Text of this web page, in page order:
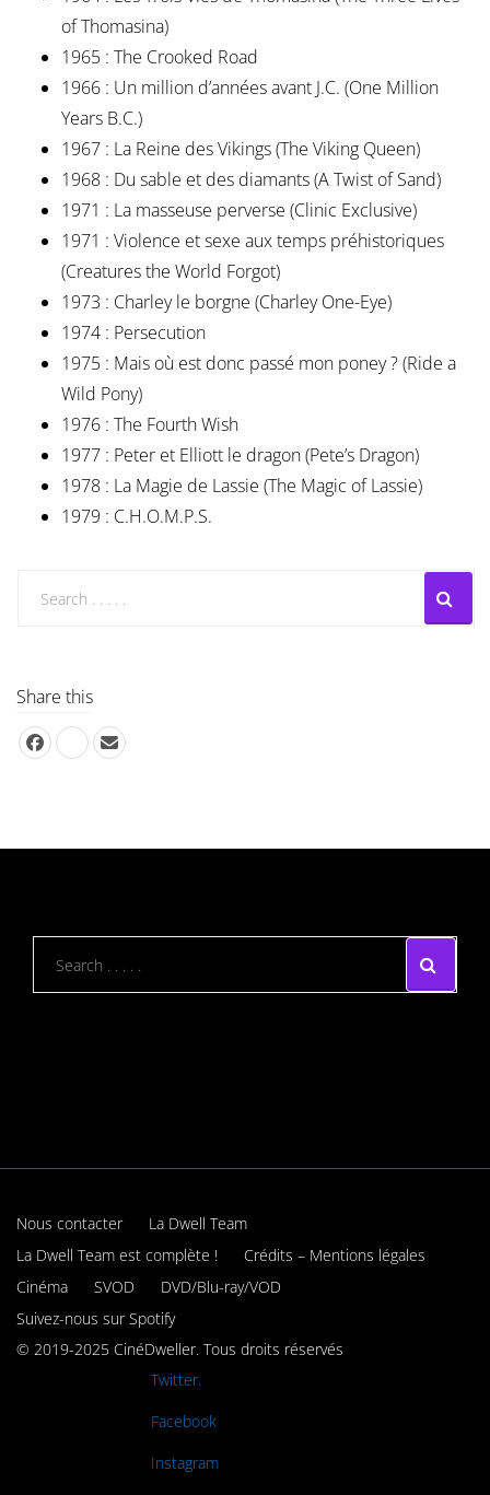
of Thomasina)
1965 : The Crooked Road
1966 : Un million d’années avant J.C. (One Million
Years B.C.)
1967 : La Reine des Vikings (The Viking Queen)
1968 : Du sable et des diamants (A Twist of Sand)
1971 : La masseuse perverse (Clinic Exclusive)
1971 : Violence et sexe aux temps préhistoriques
(Creatures the World Forgot)
1973 : Charley le borgne (Charley One-Eye)
1974 : Persecution
1975 : Mais où est donc passé mon poney ? (Ride a
Wild Pony)
1976 : The Fourth Wish
1977 : Peter et Elliott le dragon (Pete’s Dragon)
1978 : La Magie de Lassie (The Magic of Lassie)
1979 : C.H.O.M.P.S.
Share this
Nous contacter
La Dwell Team
La Dwell Team est complète !
Crédits – Mentions légales
Cinéma
SVOD
DVD/Blu-ray/VOD
Suivez-nous sur Spotify
© 2019-2025 CinéDweller. Tous droits réservés
Twitter.
Facebook
Instagram